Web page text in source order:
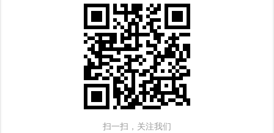
扫一扫，关注我们